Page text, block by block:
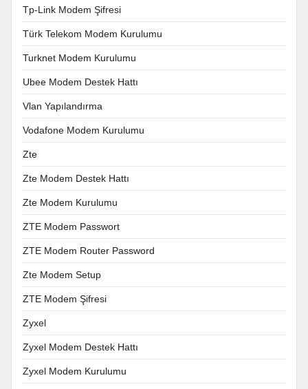
Tp-Link Modem Şifresi
Türk Telekom Modem Kurulumu
Turknet Modem Kurulumu
Ubee Modem Destek Hattı
Vlan Yapılandırma
Vodafone Modem Kurulumu
Zte
Zte Modem Destek Hattı
Zte Modem Kurulumu
ZTE Modem Passwort
ZTE Modem Router Password
Zte Modem Setup
ZTE Modem Şifresi
Zyxel
Zyxel Modem Destek Hattı
Zyxel Modem Kurulumu